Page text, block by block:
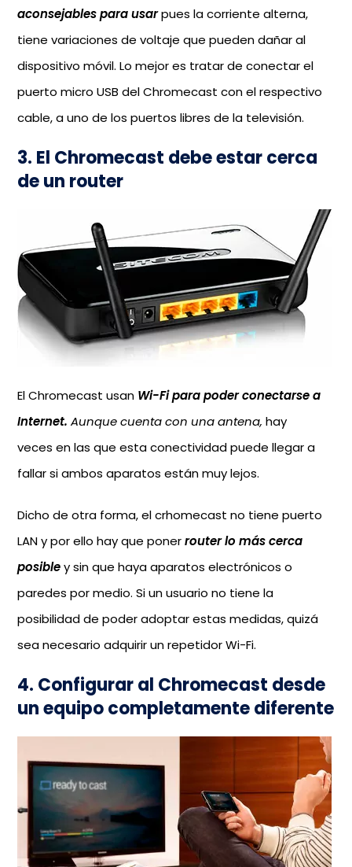
aconsejables para usarpues la corriente alterna,
tiene variaciones de voltaje que pueden dañar al
dispositivo móvil. Lo mejor es tratar de conectar el
puerto micro USB del Chromecast con el respectivo
cable, a uno de los puertos libres de la televisión.
3. El Chromecast debe estar cerca
de un router
El Chromecast usan Wi-Fi para poder conectarse a
Internet. Aunque cuenta con una antena,hay
veces en las que esta conectividad puede llegar a
fallar si ambos aparatos están muy lejos.
Dicho de otra forma, el crhomecast no tiene puerto
LAN y por ello hay que ponerrouter lo más cerca
posible y sin que haya aparatos electrónicos o
paredes por medio. Si un usuario no tiene la
posibilidad de poder adoptar estas medidas, quizá
sea necesario adquirir un repetidor Wi-Fi.
4. Configurar al Chromecast desde
un equipo completamente diferente